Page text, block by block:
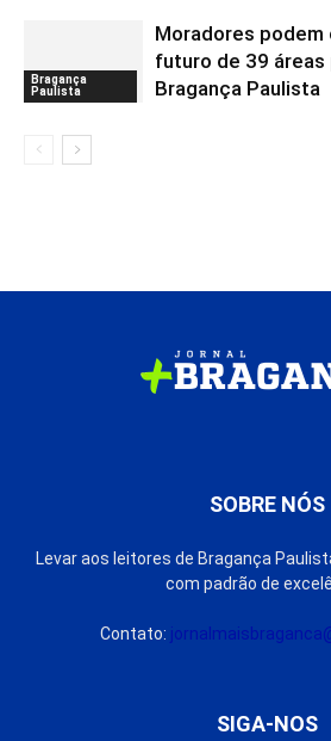
Bragança
Paulista
Moradores podem
futuro de 39 áreas
Bragança Paulista
SOBRE NÓS
Levar aos leitores de Bragança
com padrão de
Contato:
SIGA-NOS